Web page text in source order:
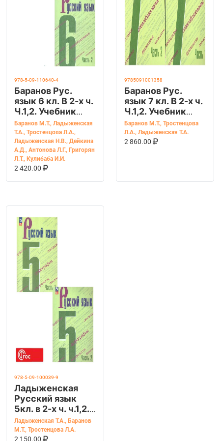
978-5-09-110640-4
Баранов Рус.
язык 6 кл. В 2-х ч.
Ч.1,2. Учебник
(Просв.)
Баранов М.Т., Ладыженская
Т.А., Тростенцова Л.А.,
Ладыженская Н.В., Дейкина
А.Д., Антонова Л.Г., Григорян
Л.Т., Кулибаба И.И.
2 420.00
В КОРЗИНУ
9785091001358
Баранов Рус.
язык 7 кл. В 2-х ч.
Ч.1,2. Учебник
(Просв.)
Баранов М.Т., Тростенцова
Л.А., Ладыженская Т.А.
2 860.00
В КОРЗИНУ
978-5-09-100039-9
Ладыженская
Русский язык
5кл. в 2-х ч. ч.1,2.
(Просв.)
Ладыженская Т.А., Баранов
М.Т., Тростенцова Л.А.
2 150.00
В КОРЗИНУ